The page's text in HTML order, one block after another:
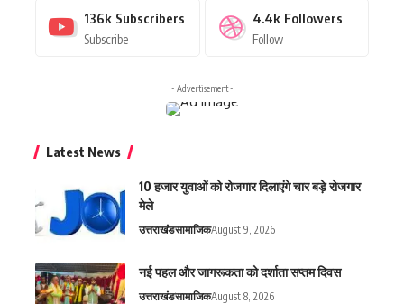
136k Subscribers
Subscribe
4.4k Followers
Follow
- Advertisement -
Latest News
10 हजार युवाओं को रोजगार दिलाएंगे चार बड़े रोजगार
मेले
उत्तराखंडसामाजिकAugust 9, 2026
नई पहल और जागरूकता को दर्शाता सप्तम दिवस
उत्तराखंडसामाजिकAugust 8, 2026